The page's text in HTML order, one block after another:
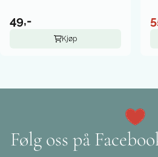
49,-
Kjøp
Følg oss på